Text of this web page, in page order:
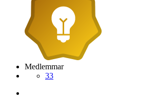
Medlemmar
33